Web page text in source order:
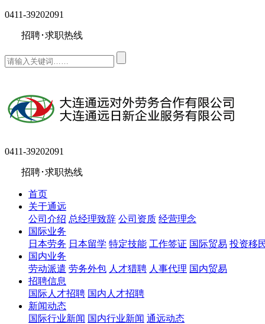
0411-39202091
招聘･求职热线
0411-39202091
招聘･求职热线
首页
关于通远
公司介绍 总经理致辞 公司资质 经营理念
国际业务
日本劳务 日本留学 特定技能 工作签证 国际贸易 投资移
国内业务
劳动派遣 劳务外包 人才猎聘 人事代理 国内贸易
招聘信息
国际人才招聘 国内人才招聘
新闻动态
国际行业新闻 国内行业新闻 通远动态